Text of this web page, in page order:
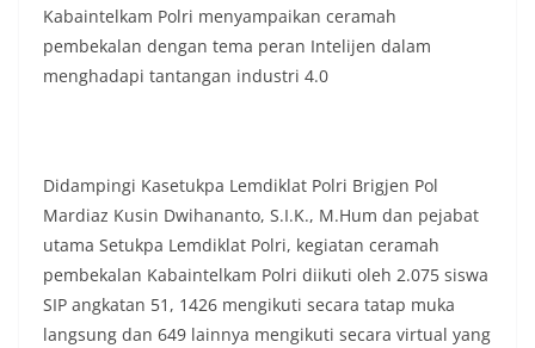
Kabaintelkam Polri menyampaikan ceramah
pembekalan dengan tema peran Intelijen dalam
menghadapi tantangan industri 4.0
Didampingi Kasetukpa Lemdiklat Polri Brigjen Pol
Mardiaz Kusin Dwihananto, S.I.K., M.Hum dan pejabat
utama Setukpa Lemdiklat Polri, kegiatan ceramah
pembekalan Kabaintelkam Polri diikuti oleh 2.075 siswa
SIP angkatan 51, 1426 mengikuti secara tatap muka
langsung dan 649 lainnya mengikuti secara virtual yang